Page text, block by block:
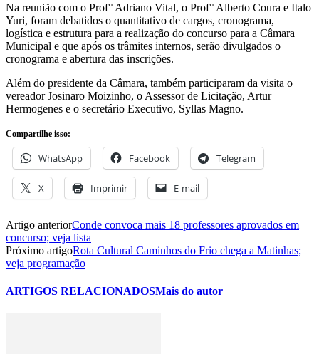
Na reunião com o Prof° Adriano Vital, o Prof° Alberto Coura e Italo
Yuri, foram debatidos o quantitativo de cargos, cronograma,
logística e estrutura para a realização do concurso para a Câmara
Municipal e que após os trâmites internos, serão divulgados o
cronograma e abertura das inscrições.
Além do presidente da Câmara, também participaram da visita o
vereador Josinaro Moizinho, o Assessor de Licitação, Artur
Hermogenes e o secretário Executivo, Syllas Magno.
Compartilhe isso:
WhatsApp Facebook Telegram
X Imprimir E-mail
Artigo anteriorConde convoca mais 18 professores aprovados em
concurso; veja lista
Próximo artigoRota Cultural Caminhos do Frio chega a Matinhas;
veja programação
ARTIGOS RELACIONADOSMais do autor